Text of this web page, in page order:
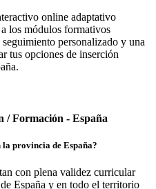
online adaptativo
los módulos formativos
personalizado y una
tus opciones de inserción
.
/ Formación - España
la provincia de España?
con plena validez curricular
España y en todo el territorio